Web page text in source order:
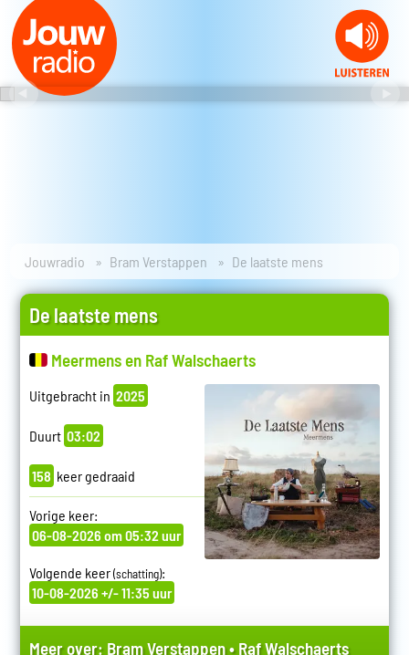
Jouwradio Bram Verstappen De laatste mens
De laatste mens
Meermens en Raf Walschaerts
Uitgebracht in 2025
Duurt 03:02
158 keer gedraaid
Vorige keer:
06-08-2026 om 05:32 uur
Volgende keer(schatting):
10-08-2026 +/- 11:35 uur
Meer over: Bram Verstappen•Raf Walschaerts